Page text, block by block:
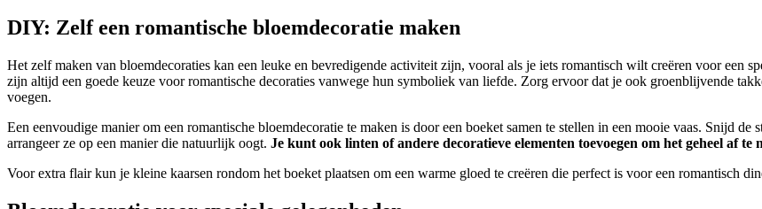
DIY: Zelf een romantische bloemdecoratie maken
Het zelf maken van bloemdecoraties kan een leuke en bevredigende activiteit zijn, vooral als je iets romantisch wilt creëren voor een
zijn altijd een goede keuze voor romantische decoraties vanwege hun symboliek van liefde. Zorg ervoor dat je ook groenblijvende
voegen.
Een eenvoudige manier om een romantische bloemdecoratie te maken is door een boeket samen te stellen in een mooie vaas. Snijd
arrangeer ze op een manier die natuurlijk oogt. Je kunt ook linten of andere decoratieve elementen toevoegen om het geheel af te
Voor extra flair kun je kleine kaarsen rondom het boeket plaatsen om een warme gloed te creëren die perfect is voor een romantisch